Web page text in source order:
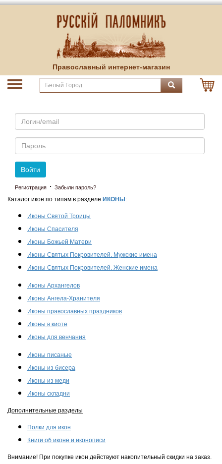
Православный интернет-магазин
Email
Пароль
Войти
Регистрация · Забыли пароль?
Каталог икон по типам в разделе ИКОНЫ :
Иконы Святой Троицы
Иконы Спасителя
Иконы Божьей Матери
Иконы Святых Покровителей. Мужские имена
Иконы Святых Покровителей. Женские имена
Иконы Архангелов
Иконы Ангела-Хранителя
Иконы православных праздников
Иконы в киоте
Иконы для венчания
Иконы писаные
Иконы из бисера
Иконы из меди
Иконы складни
Дополнительные разделы
Полки для икон
Книги об иконе и иконописи
Внимание! При покупке икон действуют накопительный скидки на заказ.